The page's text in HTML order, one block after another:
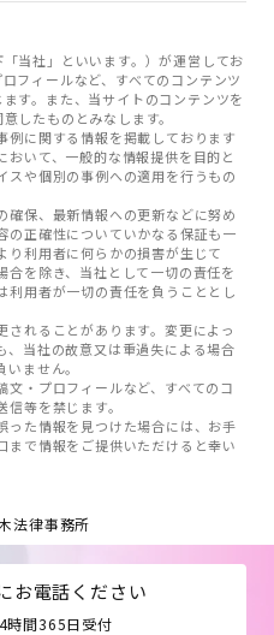
当社」といいます。）が運営してお
フィールなど、すべてのコンテンツ
す。また、当サイトのコンテンツを
したものとみなします。
例に関する情報を掲載しております
いて、一般的な情報提供を目的と
スや個別の事例への適用を行うもの
確保、最新情報への更新などに努め
の正確性についていかなる保証も一
り利用者に何らかの損害が生じて
合を除き、当社として一切の責任を
利用者が一切の責任を負うこととし
れることがあります。変更によっ
、当社の故意又は重過失による場合
ません。
・プロフィールなど、すべてのコ
等を禁じます。
った情報を見つけた場合には、お手
まで情報をご提供いただけると幸い
法律事務所
お電話ください
時間365日受付